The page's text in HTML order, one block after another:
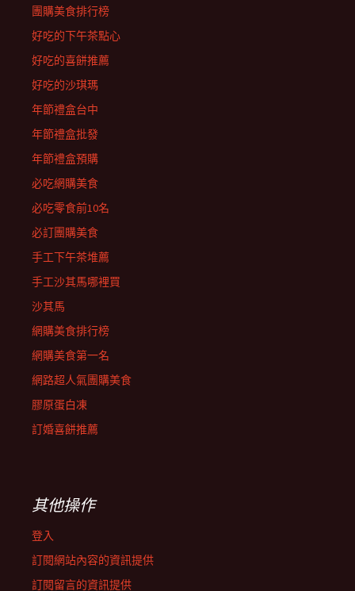
團購美食排行榜
好吃的下午茶點心
好吃的喜餅推薦
好吃的沙琪瑪
年節禮盒台中
年節禮盒批發
年節禮盒預購
必吃網購美食
必吃零食前10名
必訂團購美食
手工下午茶堆薦
手工沙其馬哪裡買
沙其馬
網購美食排行榜
網購美食第一名
網路超人氣團購美食
膠原蛋白凍
訂婚喜餅推薦
其他操作
登入
訂閱網站內容的資訊提供
訂閱留言的資訊提供